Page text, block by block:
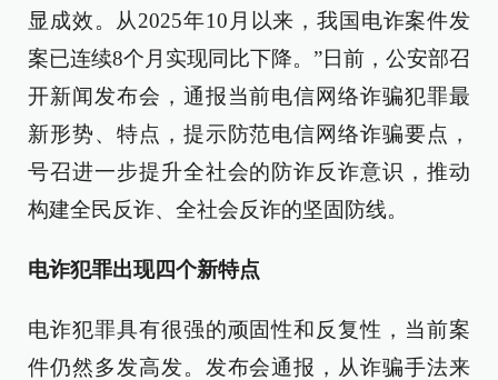
显成效。从2025年10月以来，我国电诈案件发
案已连续8个月实现同比下降。”日前，公安部召
开新闻发布会，通报当前电信网络诈骗犯罪最
新形势、特点，提示防范电信网络诈骗要点，
号召进一步提升全社会的防诈反诈意识，推动
构建全民反诈、全社会反诈的坚固防线。
电诈犯罪出现四个新特点
电诈犯罪具有很强的顽固性和反复性，当前案
件仍然多发高发。发布会通报，从诈骗手法来